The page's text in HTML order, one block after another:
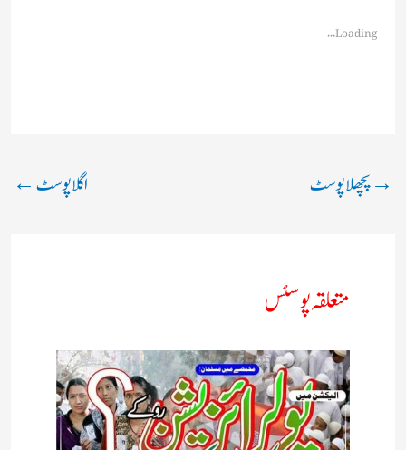
Loading...
→پچھلا پوسٹ اگلا پوسٹ←
متعلقہ پوسٹس